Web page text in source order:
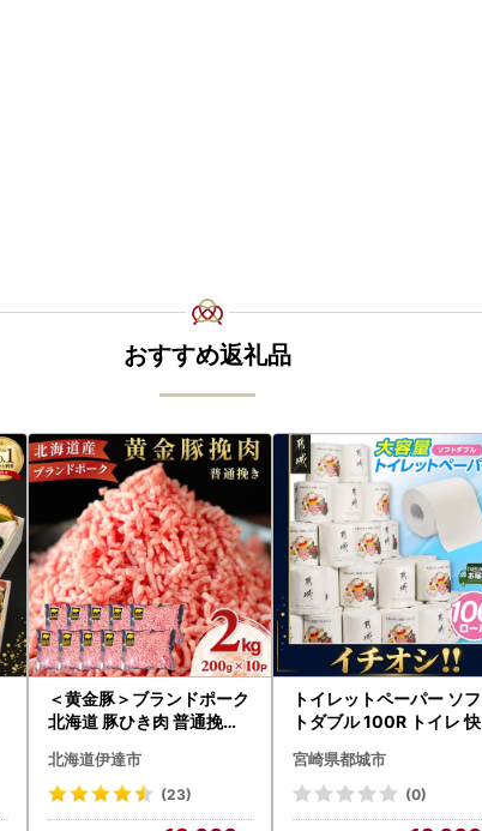
おすすめ返礼品
＜黄金豚＞ブランドポーク
北海道 豚ひき肉 普通挽き
北海道伊達市
(23)
トイレットペーパー ソフ
トダブル 100R トイレ 快
宮崎県都城市
(0)